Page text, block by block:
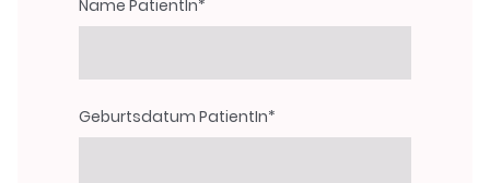
Name PatientIn*
Geburtsdatum PatientIn*